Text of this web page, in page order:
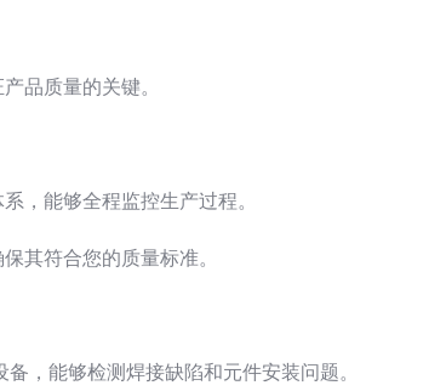
品质量的关键。
，能够全程监控生产过程。
其符合您的质量标准。
，能够检测焊接缺陷和元件安装问题。